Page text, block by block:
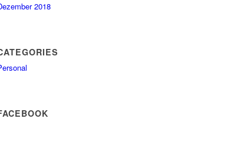
2018